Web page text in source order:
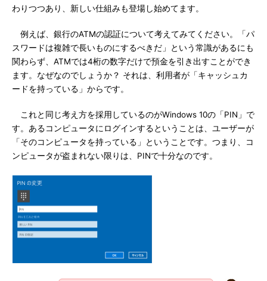
わりつつあり、新しい仕組みも登場し始めてます。
例えば、銀行のATMの認証について考えてみてください。「パ
スワードは複雑で長いものにするべきだ」という常識があるにも
関わらず、ATMでは4桁の数字だけで預金を引き出すことができ
ます。なぜなのでしょうか？ それは、利用者が「キャッシュカ
ードを持っている」からです。
これと同じ考え方を採用しているのがWindows 10の「PIN」で
す。あるコンピュータにログインするということは、ユーザーが
「そのコンピュータを持っている」ということです。つまり、コ
ンピュータが盗まれない限りは、PINで十分なのです。